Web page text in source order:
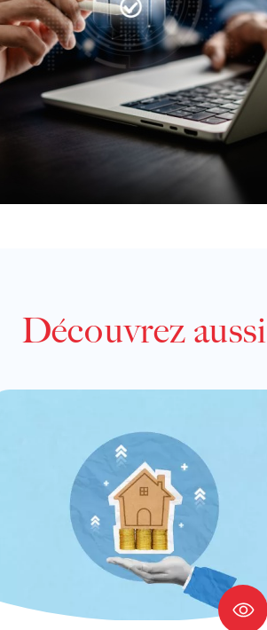
Découvrez aussi